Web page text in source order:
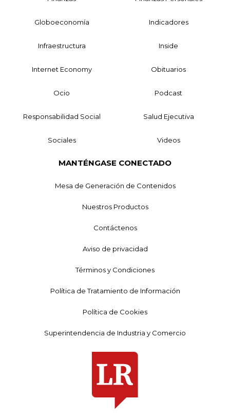
Globoeconomía Indicadores
Infraestructura Inside
Internet Economy Obituarios
Ocio Podcast
Responsabilidad Social Salud Ejecutiva
Sociales Videos
MANTÉNGASE CONECTADO
Mesa de Generación de Contenidos
Nuestros Productos
Contáctenos
Aviso de privacidad
Términos y Condiciones
Política de Tratamiento de Información
Política de Cookies
Superintendencia de Industria y Comercio